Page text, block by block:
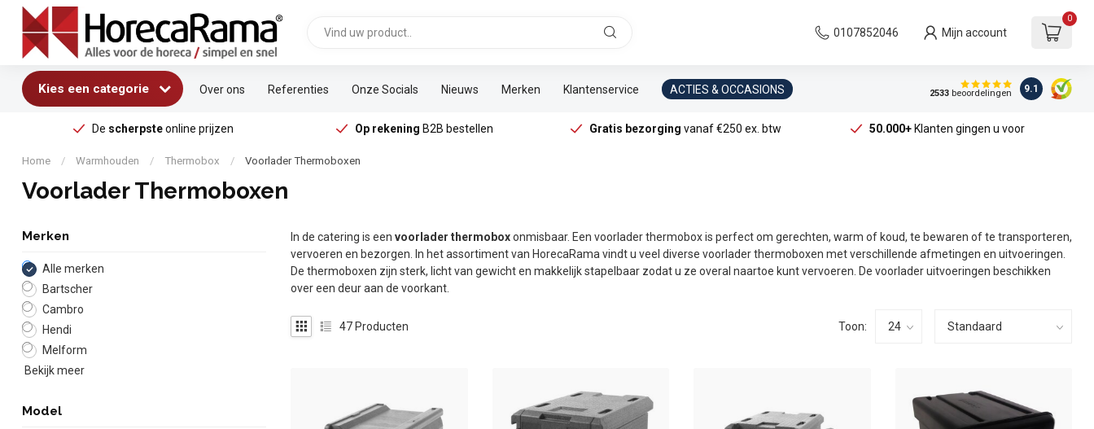
0107852046 Mijn account
0
Kies een categorie Over ons Referenties Onze Socials Nieuws Merken Klantenservice ACTIES & OCCASIONS 2533beoordelingen 9.1
De scherpsteonline prijzen Op rekening B2B bestellen Gratis bezorging vanaf €250 ex. btw 50.000+Klanten gingen u voor
Home / Warmhouden / Thermobox / Voorlader Thermoboxen
Voorlader Thermoboxen
Merken
Alle merken
Bartscher
Cambro
Hendi
Melform
Bekijk meer
Model
In de catering is een voorlader thermoboxonmisbaar. Een voorlader thermobox is perfect om gerechten, warm of koud, te bewaren of te transporteren,
vervoeren en bezorgen. In het assortiment van HorecaRama vindt u veel diverse voorlader thermoboxen met verschillende afmetingen en uitvoeringen.
De thermoboxen zijn sterk, licht van gewicht en makkelijk stapelbaar zodat u ze overal naartoe kunt vervoeren. De voorlader uitvoeringen beschikken
over een deur aan de voorkant.
47Producten Toon: